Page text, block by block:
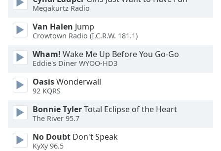
Size
Text
Edge
Style
Font
Megakurtz Radio
Van Halen Jump
Crowtown Radio (I.C.R.W. 181.1)
Wham! Wake Me Up Before You Go-Go
Eddie's Diner WYOO-HD3
OasisWonderwall
92 KQRS
Bonnie TylerTotal Eclipse of the Heart
The River 95.7
No Doubt Don't Speak
KyXy 96.5